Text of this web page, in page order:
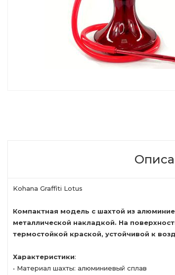
Kohana Graffiti Lotus
Компактная модель с шахтой из
металлической накладкой. На
термостойкой краской, устойчивой к
Характеристики:
• Материал шахты: алюминиевый сплав